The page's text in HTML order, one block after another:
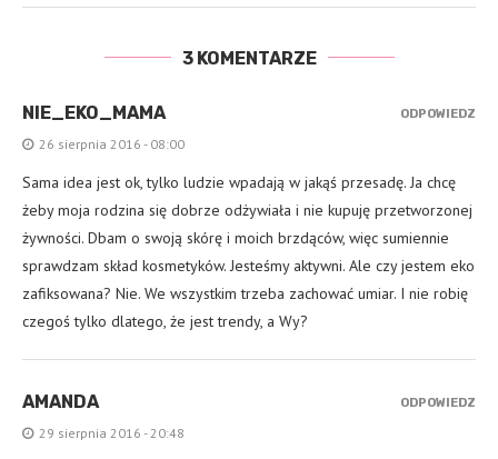
3 KOMENTARZE
NIE_EKO_MAMA
26 sierpnia 2016 - 08:00
Sama idea jest ok, tylko ludzie wpadają w jakąś przesadę. Ja chcę
żeby moja rodzina się dobrze odżywiała i nie kupuję przetworzonej
żywności. Dbam o swoją skórę i moich brzdąców, więc sumiennie
sprawdzam skład kosmetyków. Jesteśmy aktywni. Ale czy jestem eko
zafiksowana? Nie. We wszystkim trzeba zachować umiar. I nie robię
czegoś tylko dlatego, że jest trendy, a Wy?
ODPOWIEDZ
AMANDA
29 sierpnia 2016 - 20:48
ODPOWIEDZ